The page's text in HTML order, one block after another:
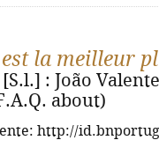
la meilleur
: João
about)
http://